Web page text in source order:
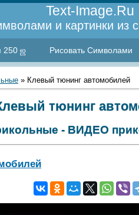
Text-Image.Ru
и картинки из
250 ஜ Рисовать Символами
» Клевый тюнинг автомобилей
тюнинг
- ВИДЕО